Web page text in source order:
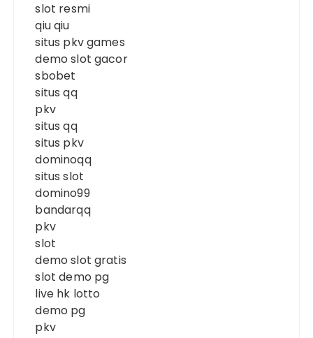
slot resmi
qiu qiu
situs pkv games
demo slot gacor
sbobet
situs qq
pkv
situs qq
situs pkv
dominoqq
situs slot
domino99
bandarqq
pkv
slot
demo slot gratis
slot demo pg
live hk lotto
demo pg
pkv